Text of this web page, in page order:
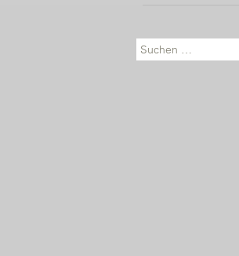
Suche nach: